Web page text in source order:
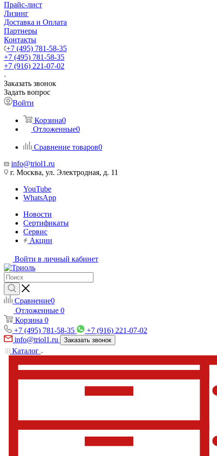
Прайс-лист
Лизинг
Доставка и Оплата
Партнеры
Контакты
+7 (495) 781-58-35
+7 (495) 781-58-35
+7 (916) 221-07-02
Заказать звонок
Задать вопрос
Войти
Корзина0
Отложенные0
Сравнение товаров0
info@triol1.ru
г. Москва, ул. Электродная, д. 11
YouTube
WhatsApp
Новости
Сертификаты
Сервис
Акции
Войти в личный кабинет
Сравнение0
Отложенные 0
Корзина 0
+7 (495) 781-58-35
+7 (916) 221-07-02
info@triol1.ru
Заказать звонок
Каталог